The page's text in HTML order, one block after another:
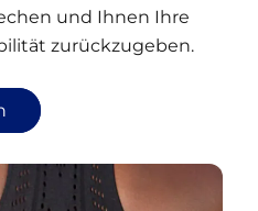
und Ihnen Ihre
zurückzugeben.